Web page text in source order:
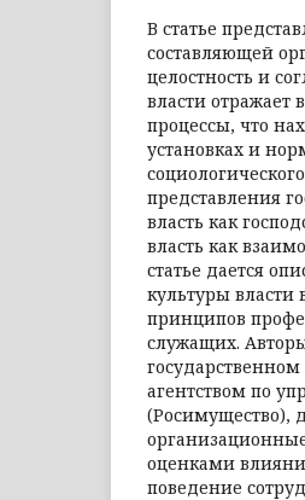
В статье
составляющей
целостность и
власти отражает
процессы, что
установках и
представления
власть как
власть как
статье дается
культуры власти
принципов
служащих.
агентством по
(Росимущество),
оценками
поведение